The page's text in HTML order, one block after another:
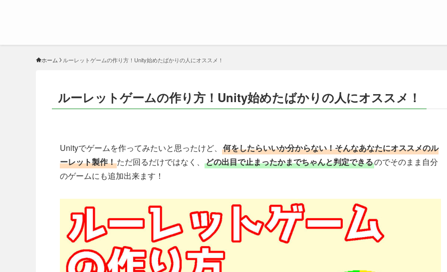
ホーム ルーレットゲームの作り方！Unity始めたばかりの人にオススメ！
ルーレットゲームの作り方！Unity始めたばかりの人にオススメ！
Unityでゲームを作ってみたいと思ったけど、 何をしたらいいか分からない！そんなあなたにオススメのル
ーレット製作！ただ回るだけではなく、 どの出目で止まったかまでちゃんと判定できるのでそのまま自分
のゲームにも追加出来ます！